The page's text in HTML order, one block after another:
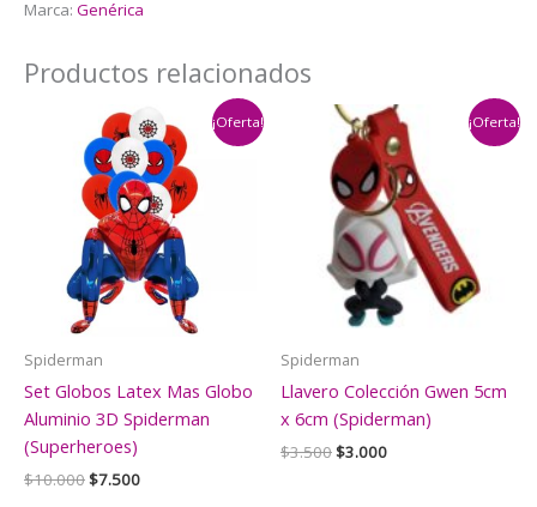
Marca: Genérica
Productos relacionados
¡Oferta!
Spiderman
Set Globos Latex Mas Globo
Aluminio 3D Spiderman
(Superheroes)
$10.000El
$7.500El
¡Oferta!
Spiderman
Llavero Colección Gwen 5cm
x 6cm (Spiderman)
$3.500El
$3.000El